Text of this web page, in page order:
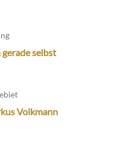
selbst
Volkmann